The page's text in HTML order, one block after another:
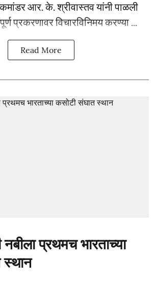
आर. के. श्रीवास्तव यांनी पाळली
प्रकरणावर विचारविनिमय करण्या ...
Read More
नबीला प्रथमच भारताच्या